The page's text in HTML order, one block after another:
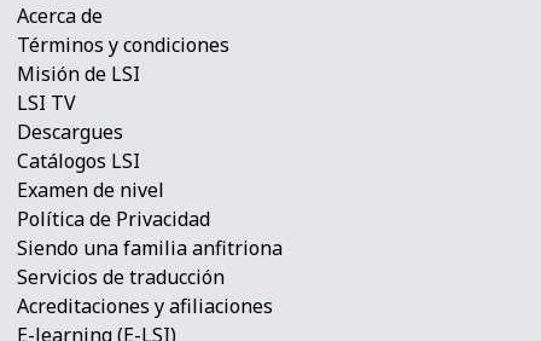
Acerca de
Términos y condiciones
Misión de LSI
LSI TV
Descargues
Catálogos LSI
Examen de nivel
Política de Privacidad
Siendo una familia anfitriona
Servicios de traducción
Acreditaciones y afiliaciones
E-learning (E-LSI)